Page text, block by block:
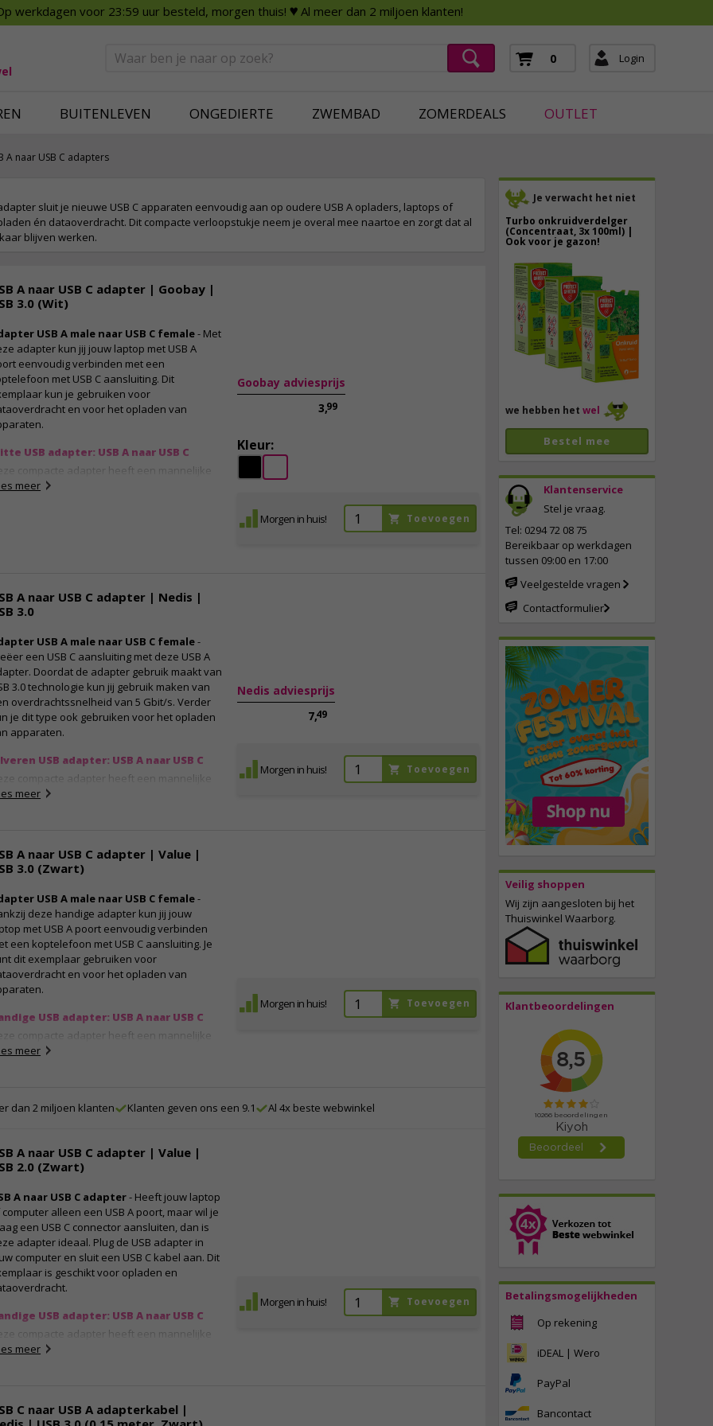
werkdagen voor 23:59 uur besteld, morgen thuis! ♥ Al meer dan 2 miljoen klanten!
0 Login
BUITENLEVEN ONGEDIERTE ZWEMBAD ZOMERDEALS OUTLET
Smart Home
Deurbellen
Slimme beveiliging
A naar USB C adapters
Je verwacht het niet
Turbo onkruidverdelger
(Concentraat, 3x 100ml) |
Ook voor je gazon!
40,
we hebben het wel
Bestel mee
Klantenservice
Stel je vraag.
Tel: 0294 72 08 75
Bereikbaar op werkdagen
tussen 09:00 en 17:00
Veelgestelde vragen
Contactformulier
Veilig shoppen
Wij zijn aangesloten bij het
Thuiswinkel Waarborg.
Klantbeoordelingen
Betalingsmogelijkheden
Op rekening
iDEAL | Wero
PayPal
Bancontact
sluit je nieuwe USB C apparaten eenvoudig aan op oudere USB A opladers, laptops of
én dataoverdracht. Dit compacte verloopstukje neem je overal mee naartoe en zorgt dat al
blijven werken.
A naar USB C adapter | Goobay |
3.0 (Wit)
USB A male naar USB C female- Met
adapter kun jij jouw laptop met USB A
eenvoudig verbinden met een
met USB C aansluiting. Dit
kun je gebruiken voor
en voor het opladen van
USB adapter: USB A naar USB C
compacte adapter heeft een mannelijke
A connector en een vrouwelijke USB C
USB A naar USB C
Connector A: USB A mannelijk
Versie: USB 3.0
Overdrachtssnelheid: 5 Gbit/s
Let op: ondersteunt geen DP alt mode
meer
Goobay adviesprijs
3,99
Kleur:
Morgen in huis! Toevoegen
A naar USB C adapter | Nedis |
3.0
USB A male naar USB C female-
een USB C aansluiting met deze USB A
Doordat de adapter gebruik maakt van
3.0 technologie kun jij gebruik maken van
overdrachtssnelheid van 5 Gbit/s. Verder
je dit type ook gebruiken voor het opladen
apparaten.
USB adapter: USB A naar USB C
compacte adapter heeft een mannelijke
A connector en een vrouwelijke USB C
of computer.
USB A naar USB C
Connector A: USB A mannelijk
Connector B: USB C vrouwelijk
Versie: USB 3.0
Overdrachtssnelheid: 5 Gbit/s
meer
Nedis adviesprijs
7,49
Morgen in huis! Toevoegen
A naar USB C adapter | Value |
3.0 (Zwart)
USB A male naar USB C female-
deze handige adapter kun jij jouw
met USB A poort eenvoudig verbinden
een koptelefoon met USB C aansluiting. Je
dit exemplaar gebruiken voor
en voor het opladen van
USB adapter: USB A naar USB C
compacte adapter heeft een mannelijke
A connector en een vrouwelijke USB C
of computer.
USB A naar USB C
Connector A: USB A mannelijk
Versie: USB 3.0
Overdrachtssnelheid: 5 Gbit/s
Let op: ondersteunt geen DP alt mode
meer
Morgen in huis! Toevoegen
dan 2 miljoen klanten Klanten geven ons een 9.1 Al 4x beste webwinkel
A naar USB C adapter | Value |
2.0 (Zwart)
A naar USB C adapter- Heeft jouw laptop
alleen een USB A poort, maar wil je
een USB C connector aansluiten, dan is
adapter ideaal. Plug de USB adapter in
computer en sluit een USB C kabel aan. Dit
is geschikt voor opladen en
USB adapter: USB A naar USB C
compacte adapter heeft een mannelijke
A connector en een vrouwelijke USB C
of computer.
meer
Morgen in huis! Toevoegen
C naar USB A adapterkabel |